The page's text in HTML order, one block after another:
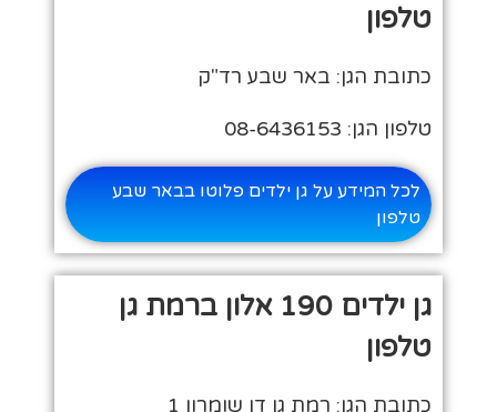
טלפון
כתובת הגן: באר שבע רד"ק
טלפון הגן: 08-6436153
לכל המידע על גן ילדים פלוטו בבאר שבע
טלפון
גן ילדים 190 אלון ברמת גן
טלפון
כתובת הגן: רמת גן דן שומרון 1